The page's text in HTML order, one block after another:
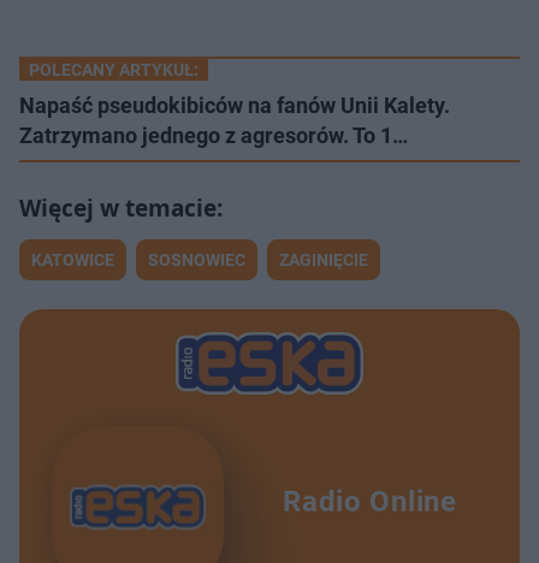
POLECANY ARTYKUŁ:
Napaść pseudokibiców na fanów Unii Kalety.
Zatrzymano jednego z agresorów. To 1…
KATOWICE SOSNOWIEC ZAGINIĘCIE
Radio Online